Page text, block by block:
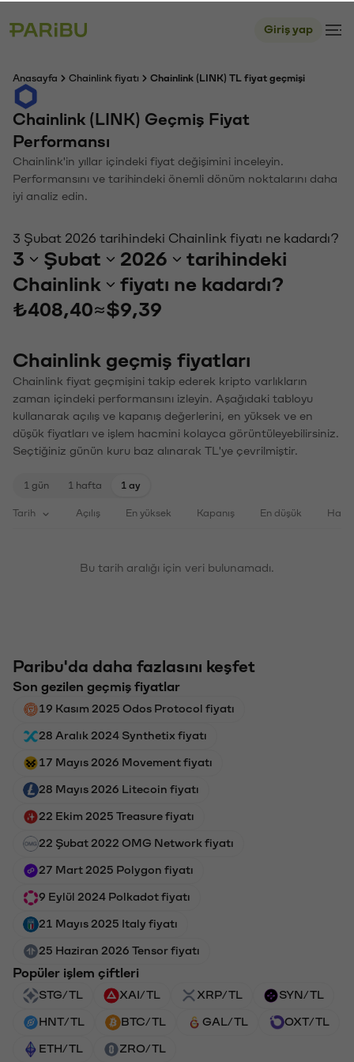
Giriş yap
Anasayfa Chainlink fiyatı Chainlink (LINK) TL fiyat geçmişi
Chainlink (LINK) Geçmiş Fiyat
Performansı
Chainlink'in yıllar içindeki fiyat değişimini inceleyin.
Performansını ve tarihindeki önemli dönüm noktalarını daha
iyi analiz edin.
3 Şubat 2026 tarihindeki Chainlink fiyatı ne kadardı?
3 Şubat 2026
tarihindeki
Chainlink
fiyatı ne kadardı?
₺408,40≈$9,39
Chainlink geçmiş fiyatları
Chainlink fiyat geçmişini takip ederek kripto varlıkların
zaman içindeki performansını izleyin. Aşağıdaki tabloyu
kullanarak açılış ve kapanış değerlerini, en yüksek ve en
düşük fiyatları ve işlem hacmini kolayca görüntüleyebilirsiniz.
Seçtiğiniz günün kuru baz alınarak TL'ye çevrilmiştir.
1 gün 1 hafta 1 ay
Tarih Açılış En yüksek Kapanış En düşük
Bu tarih aralığı için veri bulunamadı.
Paribu'da daha fazlasını keşfet
Son gezilen geçmiş fiyatlar
19 Kasım 2025 Odos Protocol fiyatı
28 Aralık 2024 Synthetix fiyatı
17 Mayıs 2026 Movement fiyatı
28 Mayıs 2026 Litecoin fiyatı
22 Ekim 2025 Treasure fiyatı
22 Şubat 2022 OMG Network fiyatı
27 Mart 2025 Polygon fiyatı
9 Eylül 2024 Polkadot fiyatı
21 Mayıs 2025 Italy fiyatı
25 Haziran 2026 Tensor fiyatı
Popüler işlem çiftleri
STG/TL XAI/TL XRP/TL SYN/TL
HNT/TL BTC/TL GAL/TL OXT/TL
ETH/TL ZRO/TL